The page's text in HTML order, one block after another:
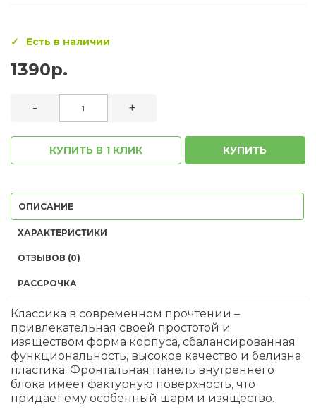
Есть в наличии
1390р.
- +
КУПИТЬ В 1 КЛИК КУПИТЬ
ОПИСАНИЕ
ХАРАКТЕРИСТИКИ
ОТЗЫВОВ (0)
РАССРОЧКА
Классика в современном прочтении –
привлекательная своей простотой и
изяществом форма корпуса, сбалансированная
функциональность, высокое качество и белизна
пластика. Фронтальная панель внутреннего
блока имеет фактурную поверхность, что
придает ему особенный шарм и изящество.